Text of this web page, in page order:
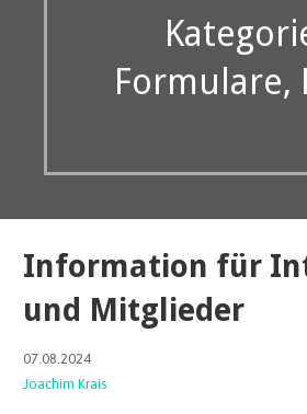
Formulare,
Information für
und Mitglieder
07.08.2024
Joachim Krais